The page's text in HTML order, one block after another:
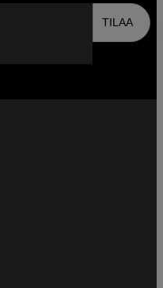
TILAA